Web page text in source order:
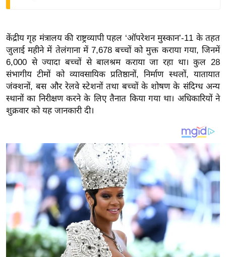
त
वि
शे
ष
ज्ञ
रा
ज
ट
खे
ल
के
ट
केंद्रीय गृह मंत्रालय की राष्ट्रव्यापी पहल ‘ऑपरेशन मुस्कान’-11 के तहत
जुलाई महीने में तेलंगाना में 7,678 बच्चों को मुक्त कराया गया, जिनमें
6,000 से ज्यादा बच्चों से बालश्रम कराया जा रहा था।कुल 28
संभागीय टीमों को व्यावसायिक प्रतिष्ठानों, निर्माण स्थलों, यातायात
जंक्शनों, बस और रेलवे स्टेशनों तथा बच्चों के शोषण के संदिग्ध अन्य
स्थानों का निरीक्षण करने के लिए तैनात किया गया था। अधिकारियों ने
शुक्रवार को यह जानकारी दी।